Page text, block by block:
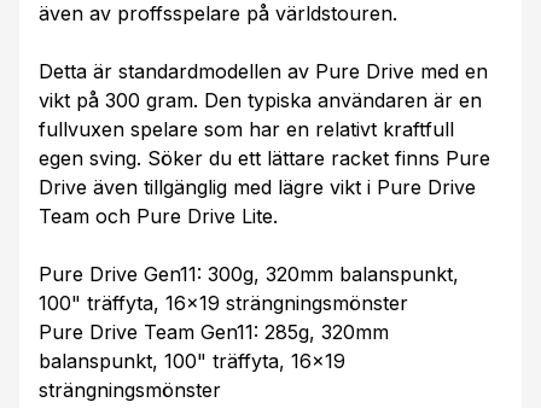
även av proffsspelare på världstouren.
Detta är standardmodellen av Pure Drive med en
vikt på 300 gram. Den typiska användaren är en
fullvuxen spelare som har en relativt kraftfull
egen sving. Söker du ett lättare racket finns Pure
Drive även tillgänglig med lägre vikt i Pure Drive
Team och Pure Drive Lite.
Pure Drive Gen11: 300g, 320mm balanspunkt,
100" träffyta, 16x19 strängningsmönster
Pure Drive Team Gen11: 285g, 320mm
balanspunkt, 100" träffyta, 16x19
strängningsmönster